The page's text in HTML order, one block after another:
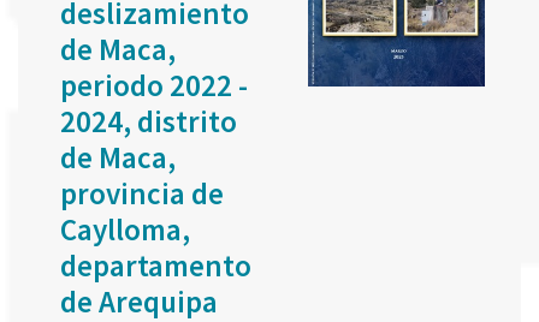
deslizamiento
de Maca,
periodo 2022 -
2024, distrito
de Maca,
provincia de
Caylloma,
departamento
de Arequipa